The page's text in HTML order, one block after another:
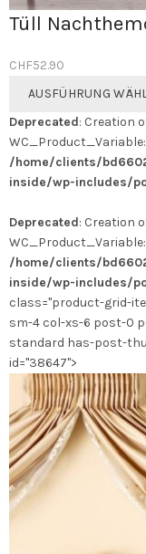
Tüll
CHF52.90
AUSFÜHRUNG
Deprecated: Creation
/home/clients/
inside/wp-includes/
Deprecated: Creation
/home/clients/
inside/wp-includes/
class="product-grid-
sm-4 col-xs-6 post-0
standard has-post-
id="38647">